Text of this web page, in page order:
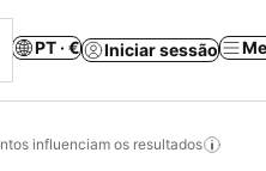
PT · € Iniciar sessão
influenciam os resultados